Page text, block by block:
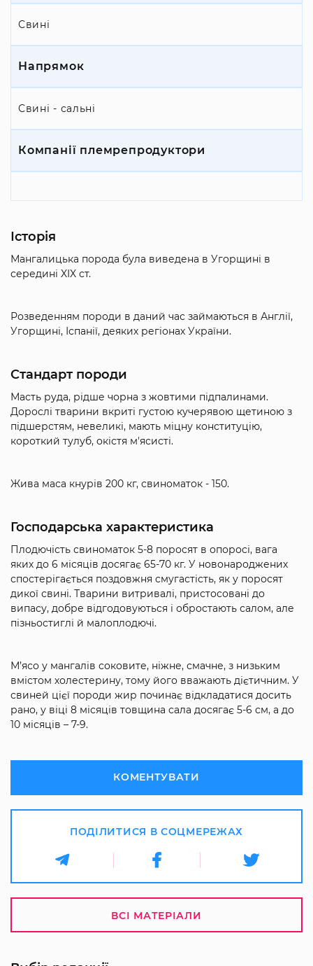
Свині
Напрямок
Свині - сальні
Компанії племрепродуктори
Історія
Мангалицька порода була виведена в Угорщині в
середині XIX ст.
Розведенням породи в даний час займаються в Англії,
Угорщині, Іспанії, деяких регіонах України.
Стандарт породи
Масть руда, рідше чорна з жовтими підпалинами.
Дорослі тварини вкриті густою кучерявою щетиною з
підшерстям, невеликі, мають міцну конституцію,
короткий тулуб, окістя м'ясисті.
Жива маса кнурів 200 кг, свиноматок - 150.
Господарська характеристика
Плодючість свиноматок 5-8 поросят в опоросі, вага
яких до 6 місяців досягає 65-70 кг. У новонароджених
спостерігається поздовжня смугастість, як у поросят
дикої свині. Тварини витривалі, пристосовані до
випасу, добре відгодовуються і обростають салом, але
пізньостиглі й малоплодючі.
М’ясо у мангалів соковите, ніжне, смачне, з низьким
вмістом холестерину, тому його вважають дієтичним. У
свиней цієї породи жир починає відкладатися досить
рано, у віці 8 місяців товщина сала досягає 5-6 см, а до
10 місяців – 7-9.
КОМЕНТУВАТИ
ПОДІЛИТИСЯ В СОЦМЕРЕЖАХ
ВСІ МАТЕРІАЛИ